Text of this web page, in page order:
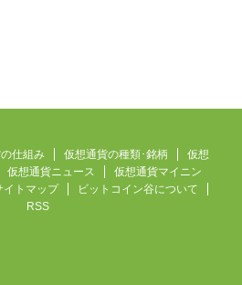
仕組み 仮想通貨の種類･銘柄
仮想
仮想通貨ニュース
仮想通貨マイニン
イトマップ
ビットコイン谷について
RSS